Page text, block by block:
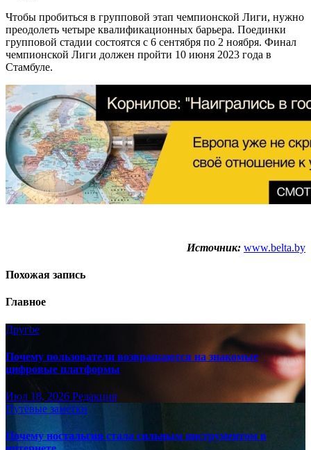
Чтобы пробиться в групповой этап чемпионской Лиги, нужно
преодолеть четыре квалификационных барьера. Поединки
групповой стадии состоятся с 6 сентября по 2 ноября. Финал
чемпионской Лиги должен пройти 10 июня 2023 года в
Стамбуле.
Источник: www.belta.by
Похожая запись
Главное
Другое
Почему пользователи возвращаются на знакомые
цифровые платформы
Июл 18, 2026 Редакция
Путёвые заметки
Почему ностальгия стала сильным инструментом в